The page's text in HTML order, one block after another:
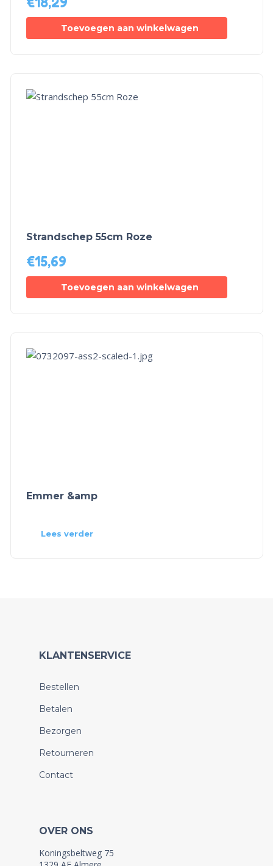
Toevoegen aan winkelwagen
Strandschep 55cm Roze
€15,69
Toevoegen aan winkelwagen
Emmer &amp
Lees verder
KLANTENSERVICE
Bestellen
Betalen
Bezorgen
Retourneren
Contact
OVER ONS
Koningsbeltweg 75